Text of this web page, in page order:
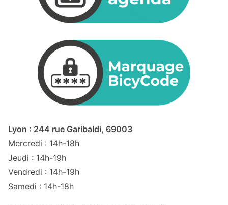
Lyon : 244 rue Garibaldi, 69003
Mercredi : 14h-18h
Jeudi : 14h-19h
Vendredi : 14h-19h
Samedi : 14h-18h